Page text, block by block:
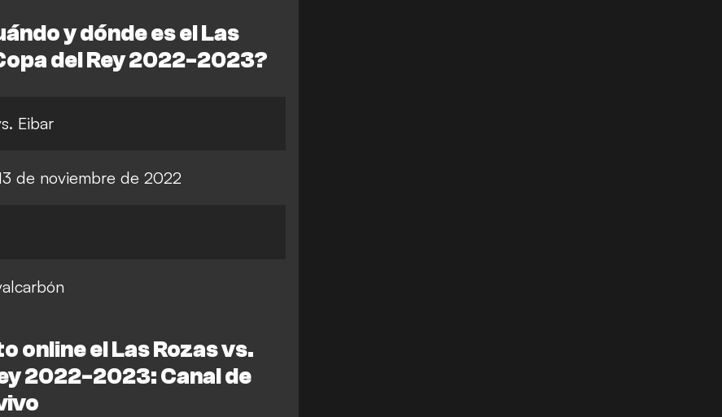
y dónde es el Las
del Rey 2022-2023?
Eibar
de noviembre de 2022
online el Las Rozas vs.
2022-2023: Canal de